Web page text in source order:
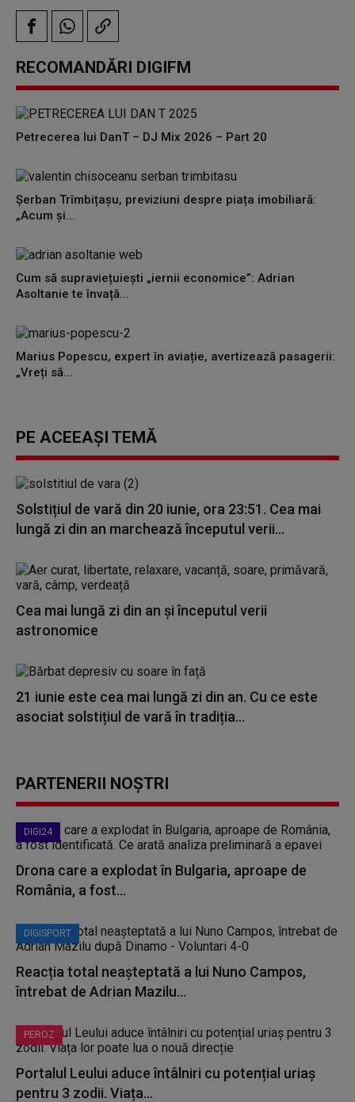
RECOMANDĂRI DIGIFM
Petrecerea lui DanT – DJ Mix 2026 – Part 20
Șerban Trîmbițașu, previziuni despre piața imobiliară:
„Acum și...
Cum să supraviețuiești „iernii economice”: Adrian
Asoltanie te învață...
Marius Popescu, expert în aviație, avertizează pasagerii:
„Vreți să...
PE ACEEAȘI TEMĂ
Solstițiul de vară din 20 iunie, ora 23:51. Cea mai
lungă zi din an marchează începutul verii...
Cea mai lungă zi din an și începutul verii
astronomice
21 iunie este cea mai lungă zi din an. Cu ce este
asociat solstițiul de vară în tradiția...
PARTENERII NOȘTRI
DIGI24
Drona care a explodat în Bulgaria, aproape de
România, a fost...
DIGISPORT
Reacția total neașteptată a lui Nuno Campos,
întrebat de Adrian Mazilu...
PEROZ
Portalul Leului aduce întâlniri cu potențial uriaș
pentru 3 zodii. Viața...